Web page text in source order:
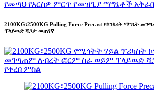
2100KG፣2500KG Pulling Force Precast የኮንክሪት
ፕላይዉድ ሻጋታ መጠገኛ